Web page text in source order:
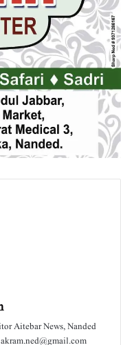
Aitebar News, Nanded